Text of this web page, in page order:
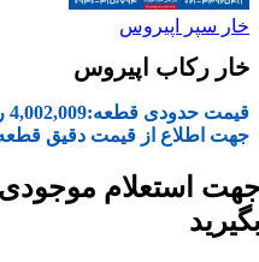
خار سپر اپیروس
خار رکاب اپیروس
قیمت حدودی قطعه:4,002,009
جهت اطلاع از قیمت دقیق قطعه
استعلام